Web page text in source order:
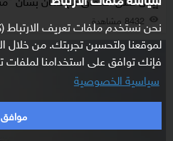
نحن نستخدم ملفات تعريف الارتباط
لموقعنا ولتحسين تجربتك. من خلال
فإنك توافق على استخدامنا لملفات
سياسية الخصوصية
موافق
8432 مشاهدة